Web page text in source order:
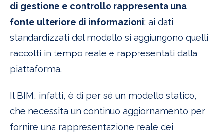
di gestione e controllo rappresenta una
fonte ulteriore di informazioni: ai dati
standardizzati del modello si aggiungono quelli
raccolti in tempo reale e rappresentati dalla
piattaforma.
Il BIM, infatti, è di per sé un modello statico,
che necessita un continuo aggiornamento per
fornire una rappresentazione reale dei